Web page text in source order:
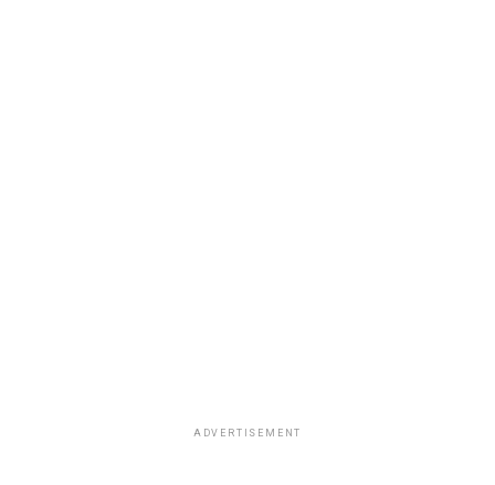
ADVERTISEMENT